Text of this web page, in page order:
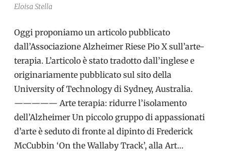
Eloisa Stella
Oggi proponiamo un articolo pubblicato
dall’Associazione Alzheimer Riese Pio X sull’arte-
terapia. L’articolo è stato tradotto dall’inglese e
originariamente pubblicato sul sito della
University of Technology di Sydney, Australia.
————— Arte terapia: ridurre l’isolamento
dell’Alzheimer Un piccolo gruppo di appassionati
d’arte è seduto di fronte al dipinto di Frederick
McCubbin ‘On the Wallaby Track’, alla Art…